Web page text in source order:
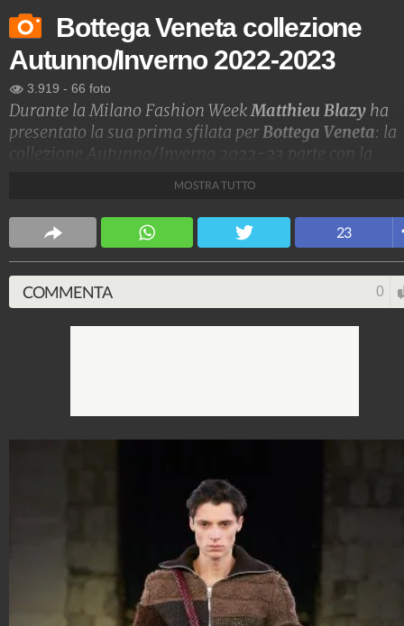
Bottega Veneta collezione
Autunno/Inverno 2022-2023
3.919 - 66 foto
Durante la Milano Fashion WeekMatthieu Blazy ha
presentato la sua prima sfilata perBottega Veneta: la
collezione Autunno/Inverno 2022-23 parte con la
in pelle o paillettes e alti cuissard intrecciati.
1.515.287.894-1.957 video-138.077 foto
MOSTRA TUTTO
23
COMMENTA 0